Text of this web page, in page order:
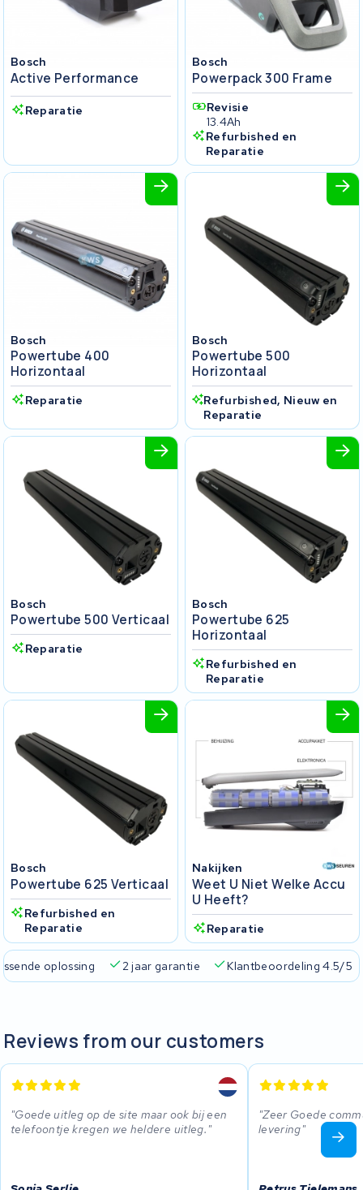
Bosch
Active Performance
Reparatie
Bosch
Powerpack 300 Frame
Revisie
13.4Ah
Refurbished en
Reparatie
Bosch
Powertube 400
Horizontaal
Reparatie
Bosch
Powertube 500
Horizontaal
Refurbished, Nieuw en
Reparatie
Bosch
Powertube 500 Verticaal
Reparatie
Bosch
Powertube 625
Horizontaal
Refurbished en
Reparatie
Bosch
Powertube 625 Verticaal
Refurbished en
Reparatie
Nakijken
Weet U Niet Welke Accu
U Heeft?
Reparatie
oplossing 2 jaar garantie Klantbeoordeling 4.5/5
Reviews from our customers
Goede uitleg op de site maar ook bij een
telefoontje kregen we heldere uitleg.
Zeer Goede
levering